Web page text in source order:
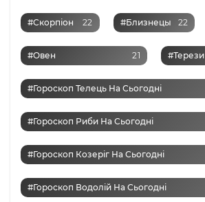
#Скорпіон 22 #Близнецы 22
#Овен 21 #Терези
#Гороскоп Телець На Сьогодні
#Гороскоп Риби На Сьогодні
#Гороскоп Козеріг На Сьогодні
#Гороскоп Водолій На Сьогодні